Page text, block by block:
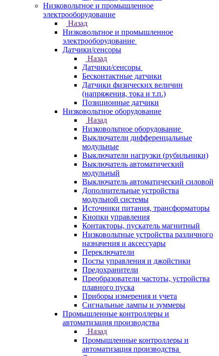
Низковольтное и промышленное
электрооборудование
Назад
Низковольтное и промышленное
электрооборудование
Датчики/сенсоры
Назад
Датчики/сенсоры
Бесконтактные датчики
Датчики физических величин
(напряжения, тока и т.п.)
Позиционные датчики
Низковольтное оборудование
Назад
Низковольтное оборудование
Выключатели дифференцальные
модульные
Выключатели нагрузки (рубильники)
Выключатель автоматический
модульный
Выключатель автоматический силовой
Дополнительные устройства
модульной системы
Источники питания, трансформаторы
Кнопки управления
Контакторы, пускатель магнитный
Низковольтные устройства различного
назначения и аксессуары
Переключатели
Посты управления и джойстики
Предохранители
Преобразователи частоты, устройства
плавного пуска
Приборы измерения и учета
Сигнальные лампы и зуммеры
Промышленные контроллеры и
автоматизация производства
Назад
Промышленные контроллеры и
автоматизация производства